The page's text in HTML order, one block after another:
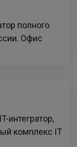
полного
Офис
интегратор,
комплекс IT